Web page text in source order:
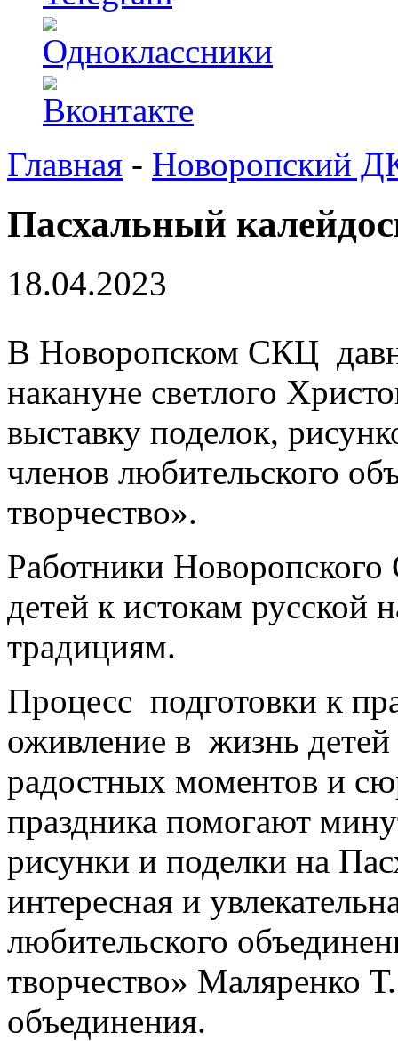
Главная - Новоропский
Пасхальный
18.04.2023
В Новоропском СКЦ
накануне светлого
выставку поделок,
членов любительского
творчество».
Работники
детей к истокам русской
традициям.
Процесс подготовки к
оживление в жизнь
радостных моментов и
праздника помогают
рисунки и поделки на
интересная и
любительского
творчество» Маляренко
объединения.